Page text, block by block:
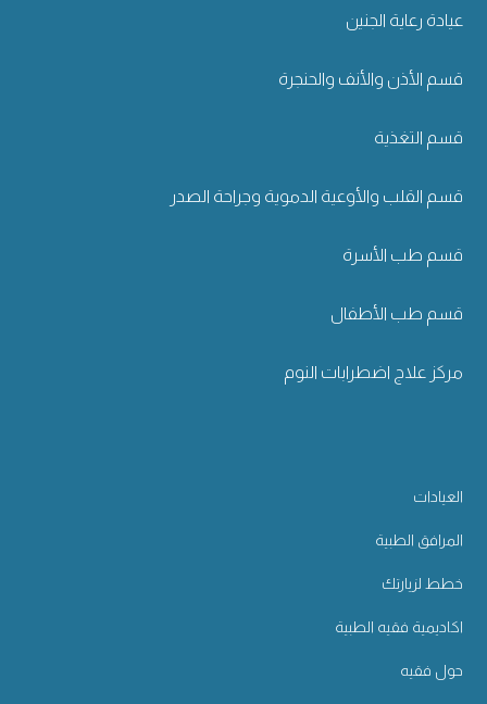
عيادة رعاية الجنين
قسم الأذن والأنف والحنجرة
قسم التغذية
قسم القلب والأوعية الدموية وجراحة الصدر
قسم طب الأسرة
قسم طب الأطفال
مركز علاج اضطرابات النوم
العيادات
المرافق الطبية
خطط لزيارتك
اكاديمية فقيه الطبية
حول فقيه